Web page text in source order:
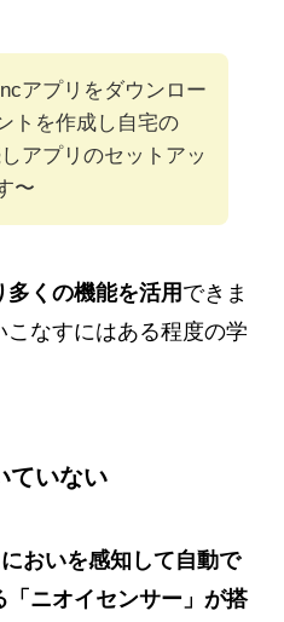
アプリをダウンロー
トを作成し自宅の
アプリのセットアッ
〜
くの機能を活用 できま
なすにはある程度の学
ていない
においを感知して自動で
ニオイセンサー」が搭